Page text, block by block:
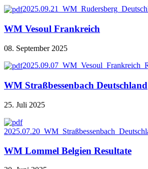
WM Vesoul Frankreich
08. September 2025
WM Straßbessenbach Deutschland
25. Juli 2025
WM Lommel Belgien Resultate